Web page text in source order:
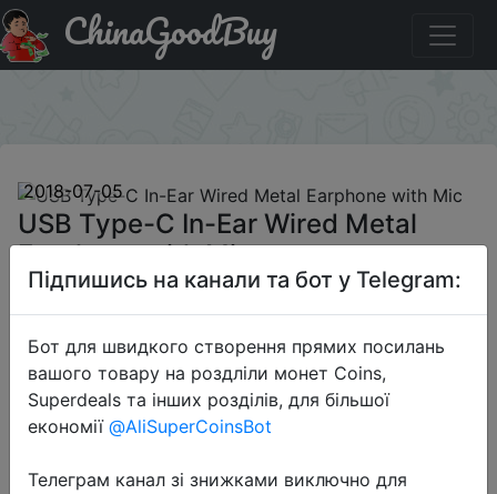
Придбати по акціи USB Type-C In-Ear Wired Metal
Earphone with Mic
ChinaGoodBuy
2018-07-05
USB Type-C In-Ear Wired Metal
Earphone with Mic
$2.49
Sale
Підпишись на канали та бот у Telegram:
Бот для швидкого створення прямих посилань
вашого товару на роздліли монет Coins,
Superdeals та інших розділів, для більшої
економії @AliSuperCoinsBot
Телеграм канал зі знижками виключно для